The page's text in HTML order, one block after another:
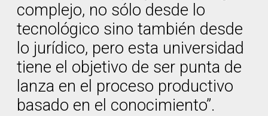
complejo, no sólo desde lo
tecnológico sino también desde
lo jurídico, pero esta universidad
tiene el objetivo de ser punta de
lanza en el proceso productivo
basado en el conocimiento”.